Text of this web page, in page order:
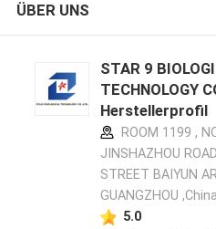
ÜBER UNS
STAR 9
TECHNOLOGY
Herstellerprofil
ROOM 1199 ,
JINSHAZHOU
STREET BAIYUN
GUANGZHOU ,China
5.0